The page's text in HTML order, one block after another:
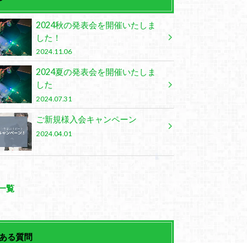
2024秋の発表会を開催いたしま
した！
2024.11.06
2024夏の発表会を開催いたしま
した
2024.07.31
ご新規様入会キャンペーン
2024.04.01
覧
る質問